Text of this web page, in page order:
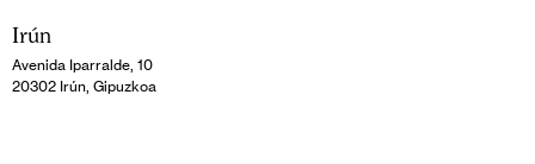
Irún
Avenida Iparralde, 10
20302 Irún, Gipuzkoa